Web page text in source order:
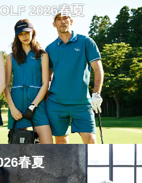
2026春夏
春夏